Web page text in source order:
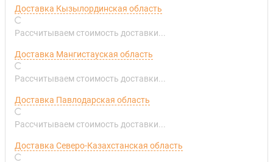
Доставка Кызылординская область
Рассчитываем стоимость доставки...
Доставка Мангистауская область
Рассчитываем стоимость доставки...
Доставка Павлодарская область
Рассчитываем стоимость доставки...
Доставка Северо-Казахстанская область